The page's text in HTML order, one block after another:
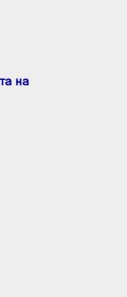
на